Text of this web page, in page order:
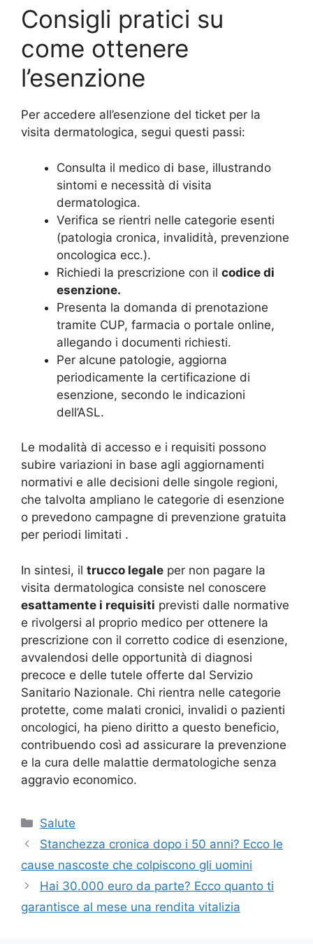
Consigli pratici su
come ottenere
l’esenzione
Per accedere all’esenzione del ticket per la
visita dermatologica, segui questi passi:
Consulta il medico di base, illustrando
sintomi e necessità di visita
dermatologica.
Verifica se rientri nelle categorie esenti
(patologia cronica, invalidità, prevenzione
oncologica ecc.).
Richiedi la prescrizione con il codice di
esenzione.
Presenta la domanda di prenotazione
tramite CUP, farmacia o portale online,
allegando i documenti richiesti.
Per alcune patologie, aggiorna
periodicamente la certificazione di
esenzione, secondo le indicazioni
dell’ASL.
Le modalità di accesso e i requisiti possono
subire variazioni in base agli aggiornamenti
normativi e alle decisioni delle singole regioni,
che talvolta ampliano le categorie di esenzione
o prevedono campagne di prevenzione gratuita
per periodi limitati .
In sintesi, il trucco legale per non pagare la
visita dermatologica consiste nel conoscere
esattamente i requisiti previsti dalle normative
e rivolgersi al proprio medico per ottenere la
prescrizione con il corretto codice di esenzione,
avvalendosi delle opportunità di diagnosi
precoce e delle tutele offerte dal Servizio
Sanitario Nazionale. Chi rientra nelle categorie
protette, come malati cronici, invalidi o pazienti
oncologici, ha pieno diritto a questo beneficio,
contribuendo così ad assicurare la prevenzione
e la cura delle malattie dermatologiche senza
aggravio economico.
Categorie
Salute
Stanchezza cronica dopo i 50 anni? Ecco le
cause nascoste che colpiscono gli uomini
Hai 30.000 euro da parte? Ecco quanto ti
garantisce al mese una rendita vitalizia